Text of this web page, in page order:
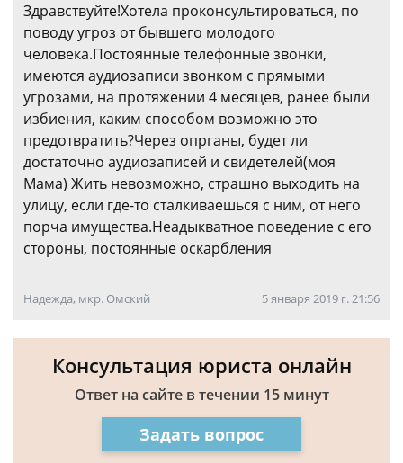
Здравствуйте!Хотела проконсультироваться, по
поводу угроз от бывшего молодого
человека.Постоянные телефонные звонки,
имеются аудиозаписи звонком с прямыми
угрозами, на протяжении 4 месяцев, ранее были
избиения, каким способом возможно это
предотвратить?Через опрганы, будет ли
достаточно аудиозаписей и свидетелей(моя
Мама) Жить невозможно, страшно выходить на
улицу, если где-то сталкиваешься с ним, от него
порча имущества.Неадыкватное поведение с его
стороны, постоянные оскарбления
Надежда, мкр. Омский 5 января 2019 г. 21:56
Консультация юриста онлайн
Ответ на сайте в течении 15 минут
Задать вопрос